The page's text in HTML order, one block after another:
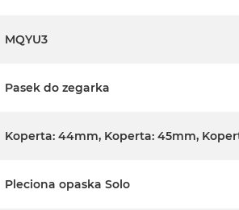
MQYU3
Pasek do zegarka
Koperta: 44mm, Koperta: 45mm,
Pleciona opaska Solo